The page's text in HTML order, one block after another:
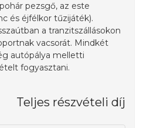
pezsgő, az este
és éjfélkor tűzijáték).
a tranzitszállásokon
vacsorát. Mindkét
autópálya melletti
fogyasztani.
Teljes részvételi díj